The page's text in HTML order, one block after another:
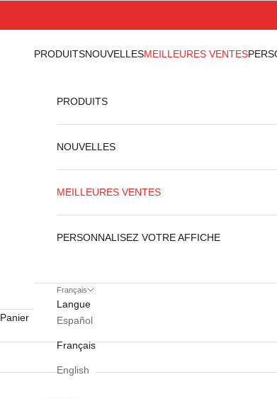
PRODUITSNOUVELLESMEILLEURES VENTES
PRODUITS
NOUVELLES
MEILLEURES VENTES
PERSONNALISEZ VOTRE AFFICHE
Français
Langue
Español
Français
English
Panier